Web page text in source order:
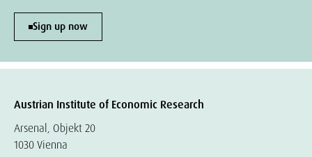
Sign up now
Austrian Institute of Economic Research
Arsenal, Objekt 20
1030 Vienna